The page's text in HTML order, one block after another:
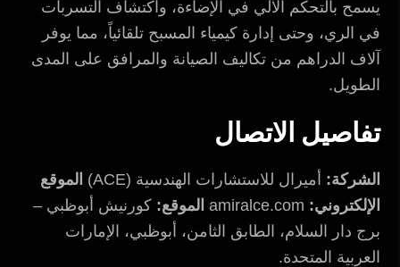
يسمح بالتحكم الآلي في الإضاءة، واكتشاف التسربات
في الري، وحتى إدارة كيمياء المسبح تلقائياً، مما يوفر
آلاف الدراهم من تكاليف الصيانة والمرافق على المدى
الطويل.
تفاصيل الاتصال
الشركة: أميرال للاستشارات الهندسية (ACE)
الموقع
الإلكتروني: amiralce.com الموقع: كورنيش أبوظبي –
برج دار السلام، الطابق الثامن، أبوظبي، الإمارات
العربية المتحدة.